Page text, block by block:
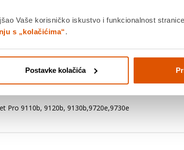
Vaše korisničko iskustvo i funkcionalnost
s „kolačićima“.
Postavke kolačića
slike za zoom
proizvoda Specifikacije
Pro 9110b, 9120b, 9130b,9720e,9730e